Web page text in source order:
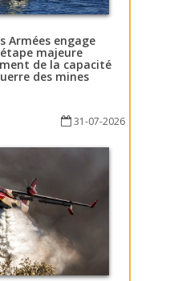
Armées engage
majeure
de la capacité
des mines
31-07-2026